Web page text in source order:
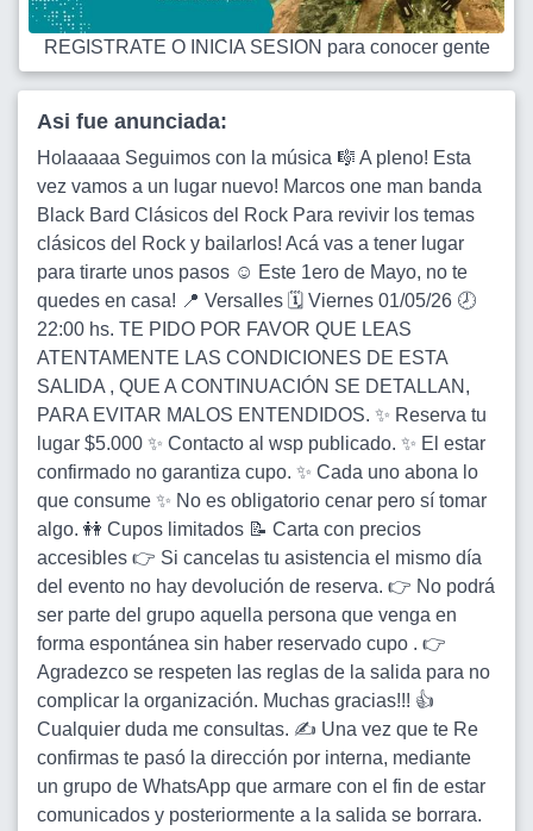
REGISTRATE O INICIA SESION para conocer gente
Asi fue anunciada:
Holaaaaa Seguimos con la música 🎼 A pleno! Esta
vez vamos a un lugar nuevo! Marcos one man banda
Black Bard Clásicos del Rock Para revivir los temas
clásicos del Rock y bailarlos! Acá vas a tener lugar
para tirarte unos pasos ☺️ Este 1ero de Mayo, no te
quedes en casa! 📍 Versalles 🗓 Viernes 01/05/26 🕗
22:00 hs. TE PIDO POR FAVOR QUE LEAS
ATENTAMENTE LAS CONDICIONES DE ESTA
SALIDA , QUE A CONTINUACIÓN SE DETALLAN,
PARA EVITAR MALOS ENTENDIDOS. ✨ Reserva tu
lugar $5.000 ✨ Contacto al wsp publicado. ✨ El estar
confirmado no garantiza cupo. ✨ Cada uno abona lo
que consume ✨ No es obligatorio cenar pero sí tomar
algo. 👭 Cupos limitados 📝 Carta con precios
accesibles 👉 Si cancelas tu asistencia el mismo día
del evento no hay devolución de reserva. 👉 No podrá
ser parte del grupo aquella persona que venga en
forma espontánea sin haber reservado cupo . 👉
Agradezco se respeten las reglas de la salida para no
complicar la organización. Muchas gracias!!! 👍
Cualquier duda me consultas. ✍️ Una vez que te Re
confirmas te pasó la dirección por interna, mediante
un grupo de WhatsApp que armare con el fin de estar
comunicados y posteriormente a la salida se borrara.